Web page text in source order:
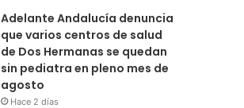
Adelante Andalucía denuncia
que varios centros de salud
de Dos Hermanas se quedan
sin pediatra en pleno mes de
agosto
Hace 2 días